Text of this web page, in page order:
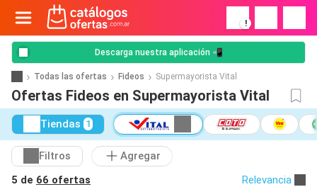
!
Descarga nuestra aplicación 📲
Todas las ofertas Fideos Supermayorista Vital
Ofertas Fideos en Supermayorista Vital
Tiendas 1
Filtros
Agregar
5 de 66 ofertas Relevancia